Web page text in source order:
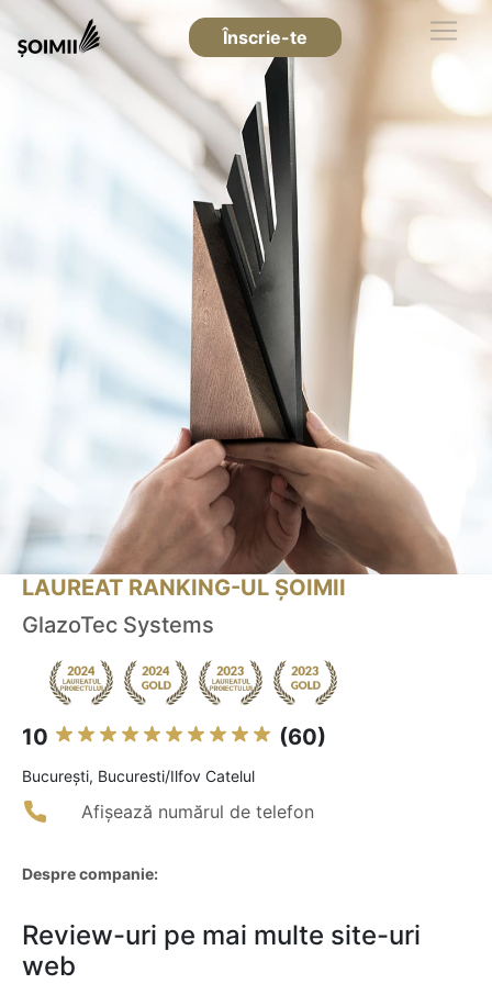
Înscrie-te
LAUREAT RANKING-UL ȘOIMII
GlazoTec Systems
10 (60)
Bucureşti, Bucuresti/Ilfov Catelul
Afișează numărul de telefon
Despre companie:
Review-uri pe mai multe site-uri
web